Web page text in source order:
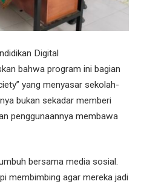
Digital
bahwa program ini bagian
yang menyasar sekolah-
bukan sekadar memberi
penggunaannya membawa
bersama media sosial.
membimbing agar mereka jadi